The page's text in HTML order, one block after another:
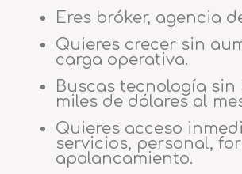
Eres bróker, agencia
Quieres crecer sin
carga operativa.
Buscas tecnología
miles de dólares al
Quieres acceso
servicios, personal,
apalancamiento.